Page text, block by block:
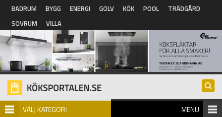
Hoppa till huvudinnehåll
BADRUM BYGG ENERGI GOLV KÖK POOL
TRÄDGÅRD
SOVRUM
VILLA
VÄLJ KATEGORI MENU